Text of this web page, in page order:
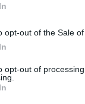
opt-out of the Sale
opt-out of